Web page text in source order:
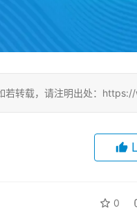
若转载，请注明出处：
0